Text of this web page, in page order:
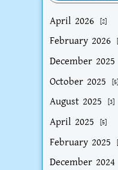
April 2026
[2]
February 2026
December 2025
October 2025 [5]
August 2025 [3]
April 2025 [5]
February 2025
December 2024